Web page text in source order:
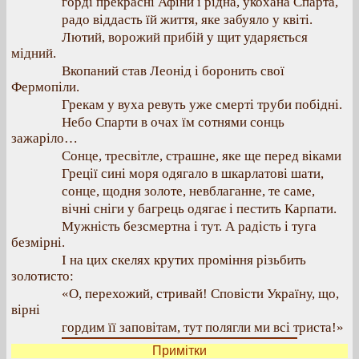
радо віддасть їй життя, яке забуяло у квіті.
Лютий, ворожий прибій у щит ударяється
мідний.
Вкопаний став Леонід і боронить свої
Фермопіли.
Грекам у вуха ревуть уже смерті труби побідні.
Небо Спарти в очах їм сотнями сонць
зажаріло…
Сонце, тресвітле, страшне, яке ще перед віками
Греції сині моря одягало в шкарлатові шати,
сонце, щодня золоте, невблаганне, те саме,
вічні сніги у багрець одягає і пестить Карпати.
Мужність безсмертна і тут. А радість і туга
безмірні.
І на цих скелях крутих проміння різьбить
золотисто:
«О, перехожий, стривай! Сповісти Україну, що,
вірні
гордим її заповітам, тут полягли ми всі триста!»
Примітки